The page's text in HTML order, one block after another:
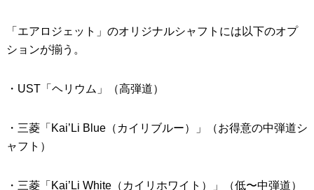
「エアロジェット」のオリジナルシャフトには以下のオプ
ションが揃う。
・UST「ヘリウム」（高弾道）
・三菱「Kai’Li Blue（カイリブルー）」（お得意の中弾道シ
ャフト）
・三菱「Kai’Li White（カイリホワイト）」（低〜中弾道）